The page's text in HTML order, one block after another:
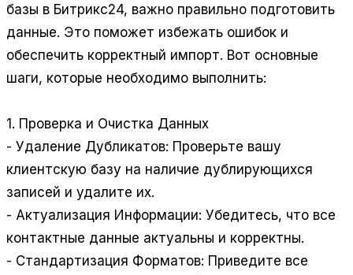
базы в Битрикс24, важно правильно подготовить
данные. Это поможет избежать ошибок и
обеспечить корректный импорт. Вот основные
шаги, которые необходимо выполнить:
1. Проверка и Очистка Данных
- Удаление Дубликатов: Проверьте вашу
клиентскую базу на наличие дублирующихся
записей и удалите их.
- Актуализация Информации: Убедитесь, что все
контактные данные актуальны и корректны.
- Стандартизация Форматов: Приведите все